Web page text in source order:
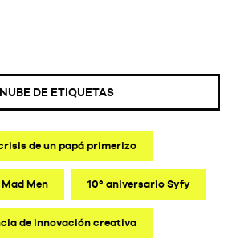
NUBE DE ETIQUETAS
de un papá primerizo
Men 10º aniversario Syfy
de innovación creativa